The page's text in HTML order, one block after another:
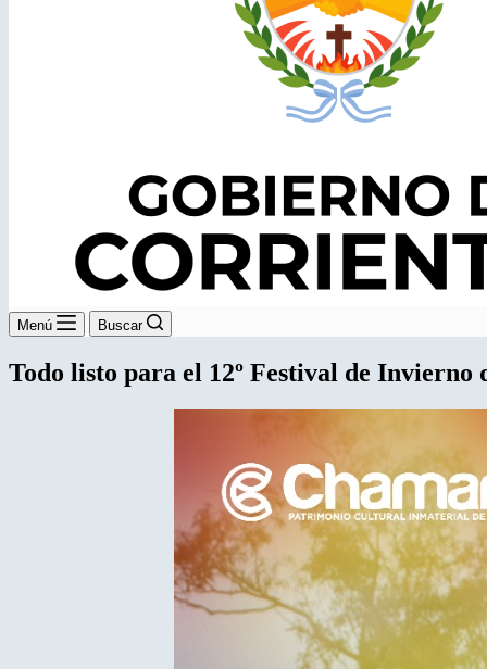
Menú Buscar
Todo listo para el 12º Festival de Invierno